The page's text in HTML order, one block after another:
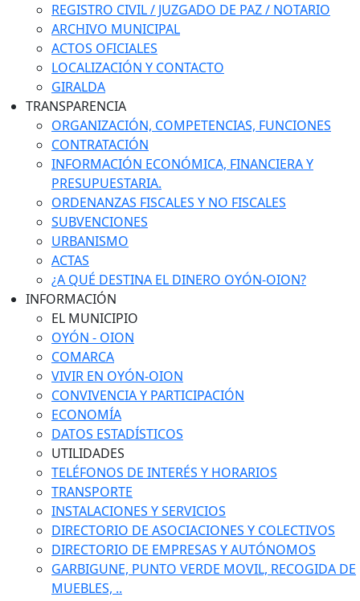
REGISTRO CIVIL / JUZGADO DE PAZ / NOTARIO
ARCHIVO MUNICIPAL
ACTOS OFICIALES
LOCALIZACIÓN Y CONTACTO
GIRALDA
TRANSPARENCIA
ORGANIZACIÓN, COMPETENCIAS, FUNCIONES
CONTRATACIÓN
INFORMACIÓN ECONÓMICA, FINANCIERA Y
PRESUPUESTARIA.
ORDENANZAS FISCALES Y NO FISCALES
SUBVENCIONES
URBANISMO
ACTAS
¿A QUÉ DESTINA EL DINERO OYÓN-OION?
INFORMACIÓN
EL MUNICIPIO
OYÓN - OION
COMARCA
VIVIR EN OYÓN-OION
CONVIVENCIA Y PARTICIPACIÓN
ECONOMÍA
DATOS ESTADÍSTICOS
UTILIDADES
TELÉFONOS DE INTERÉS Y HORARIOS
TRANSPORTE
INSTALACIONES Y SERVICIOS
DIRECTORIO DE ASOCIACIONES Y COLECTIVOS
DIRECTORIO DE EMPRESAS Y AUTÓNOMOS
GARBIGUNE, PUNTO VERDE MOVIL, RECOGIDA DE
MUEBLES, ..